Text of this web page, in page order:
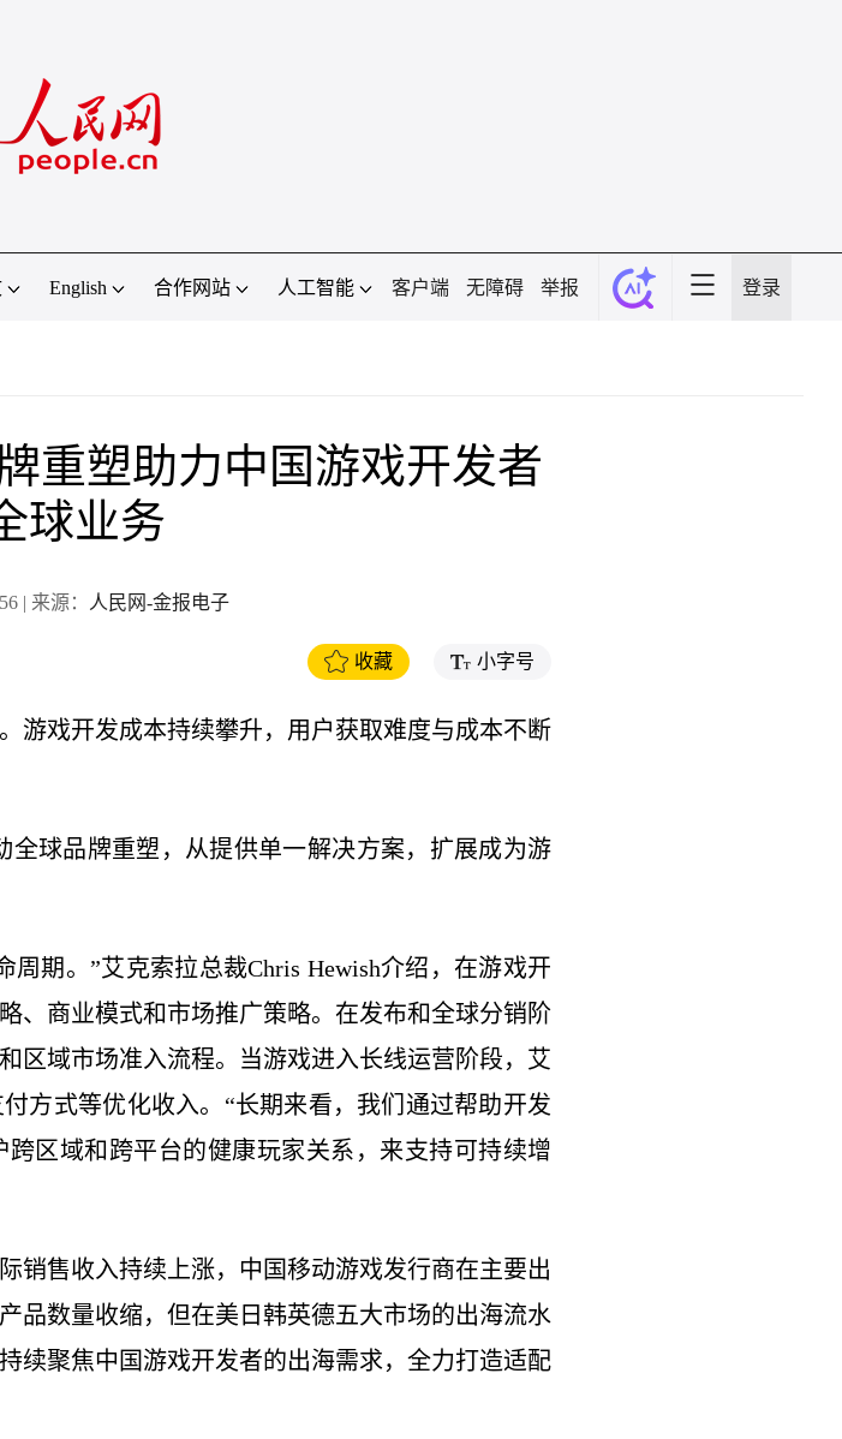
English 合作网站 人工智能 客户端 无障碍 举报 登录
重塑助力中国游戏开发者
球业务
| 来源： 人民网-金报电子
收藏 小字号
游戏开发成本持续攀升，用户获取难度与成本不断
全球品牌重塑，从提供单一解决方案，扩展成为游
期。”艾克索拉总裁Chris Hewish介绍，在游戏开
、商业模式和市场推广策略。在发布和全球分销阶
区域市场准入流程。当游戏进入长线运营阶段，艾
方式等优化收入。“长期来看，我们通过帮助开发
区域和跨平台的健康玩家关系，来支持可持续增
销售收入持续上涨，中国移动游戏发行商在主要出
品数量收缩，但在美日韩英德五大市场的出海流水
续聚焦中国游戏开发者的出海需求，全力打造适配